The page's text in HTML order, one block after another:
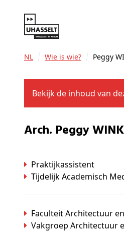
NL Wie is wie? Peggy
Bekijk de inhoud van
Arch. Peggy
Praktijkassistent
Tijdelijk Academisch
Faculteit Architectuur
Vakgroep Architectuur